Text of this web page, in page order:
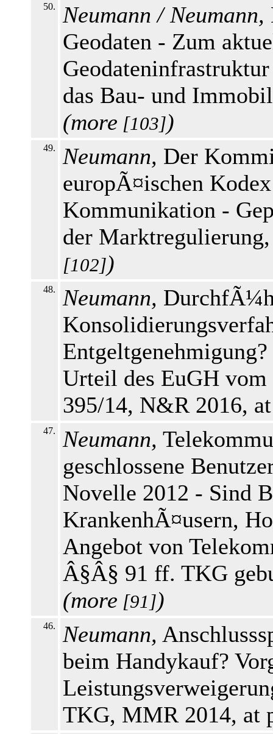
50. Neumann / Neumann,
Geodaten - Zum
das Bau- und
(more [103])
49. Neumann, Der
europÃ¤ischen
Kommunikation -
der
[102])
48. Neumann,
Urteil des EuGH vom
395/14, N&R 2016,
47. Neumann,
geschlossene
Novelle 2012 - Sind
KrankenhÃ¤usern,
Angebot von
Â§Â§ 91 ff. TKG
(more [91])
46. Neumann,
beim Handykauf?
TKG, MMR 2014, at